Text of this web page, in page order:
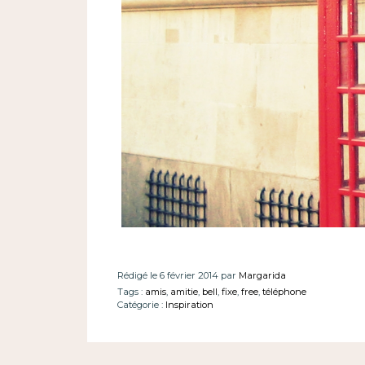
Rédigé le 6 février 2014 par Margarida
Tags : amis, amitie, bell, fixe, free, téléphone
Catégorie : Inspiration